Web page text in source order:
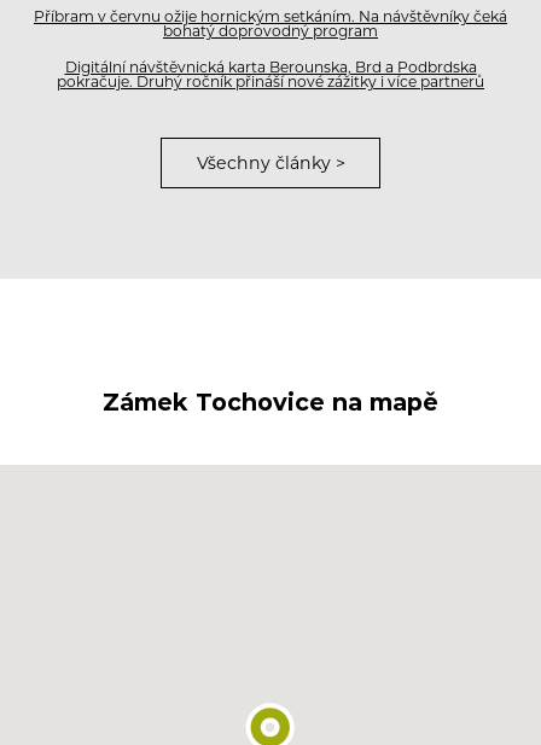
Příbram v červnu ožije hornickým setkáním. Na návštěvníky čeká
bohatý doprovodný program
Digitální návštěvnická karta Berounska, Brd a Podbrdska
pokračuje. Druhý ročník přináší nové zážitky i více partnerů
Všechny články >
Zámek Tochovice na mapě